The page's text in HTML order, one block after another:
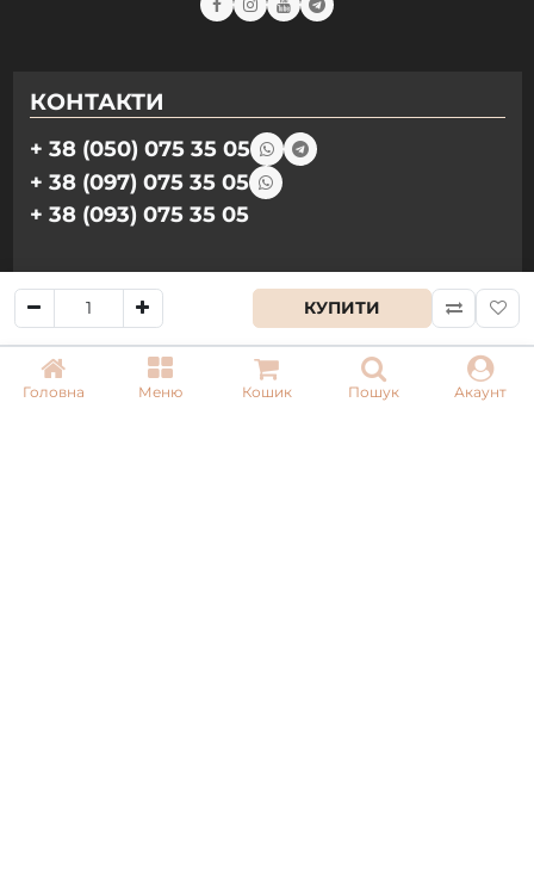
Головна Меню Кошик Пошук Акаунт
КУПИТИ
КОНТАКТИ
+ 38 (050) 075 35 05
+ 38 (097) 075 35 05
+ 38 (093) 075 35 05
Режим роботи:
Пн-Пт: 09:00–18:00
Сб, Нд: вихідний